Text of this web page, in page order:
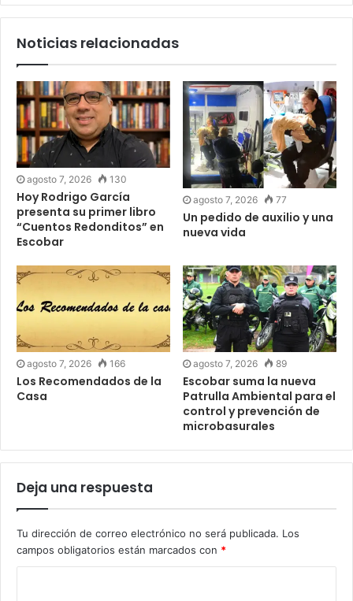
Noticias relacionadas
agosto 7, 2026 130
Hoy Rodrigo García
presenta su primer libro
“Cuentos Redonditos” en
Escobar
agosto 7, 2026 77
Un pedido de auxilio y una
nueva vida
agosto 7, 2026 166
Los Recomendados de la
Casa
agosto 7, 2026 89
Escobar suma la nueva
Patrulla Ambiental para el
control y prevención de
microbasurales
Deja una respuesta
Tu dirección de correo electrónico no será publicada. Los
campos obligatorios están marcados con *